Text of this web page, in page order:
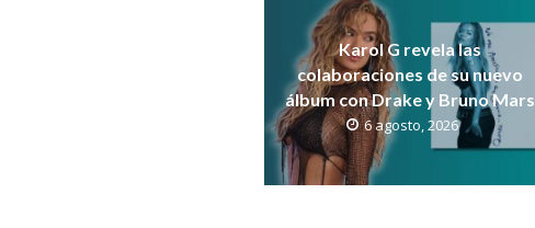
Karol G revela las
colaboraciones de su nuevo
álbum con Drake y Bruno Mars
6 agosto, 2026